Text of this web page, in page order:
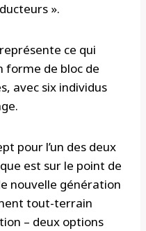
».
ce qui
forme de bloc de
avec six individus
pour l’un des deux
est sur le point de
nouvelle génération
tout-terrain
– deux options